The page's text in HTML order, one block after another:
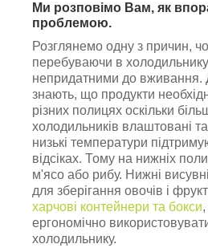
Ми розповімо Вам, як
проблемою.
Розглянемо одну з причин,
перебуваючи в
непридатними до вживання.
знають, що продукти
різних полицях оскільки
холодильників влаштовані
низькі температури
відсіках. Тому на нижніх
м'ясо або рибу. Нижні
для зберігання овочів і
харчові контейнери та бокси
ергономічно
холодильнику.